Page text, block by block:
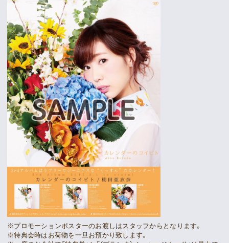
※プロモーションポスターのお渡しはスタッフからとなります。
※特典会時はお荷物を一旦お預かり致します。